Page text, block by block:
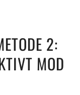
2:
MOD